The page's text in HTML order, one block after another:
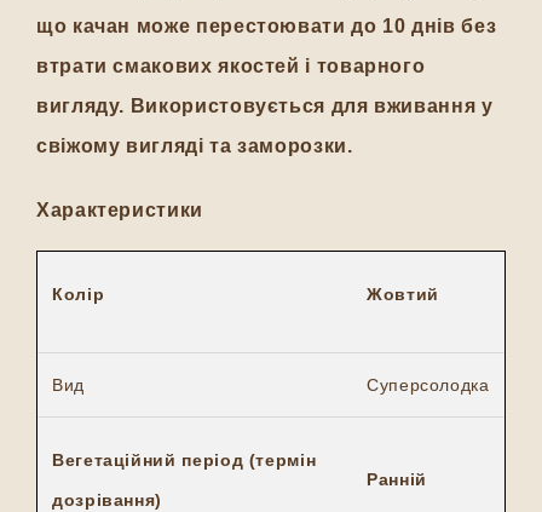
що качан може перестоювати до 10 днів без
втрати смакових якостей і товарного
вигляду. Використовується для вживання у
свіжому вигляді та заморозки.
Характеристики
Колір Жовтий
Вид Суперсолодка
Вегетаційний період (термін
дозрівання)
Ранній